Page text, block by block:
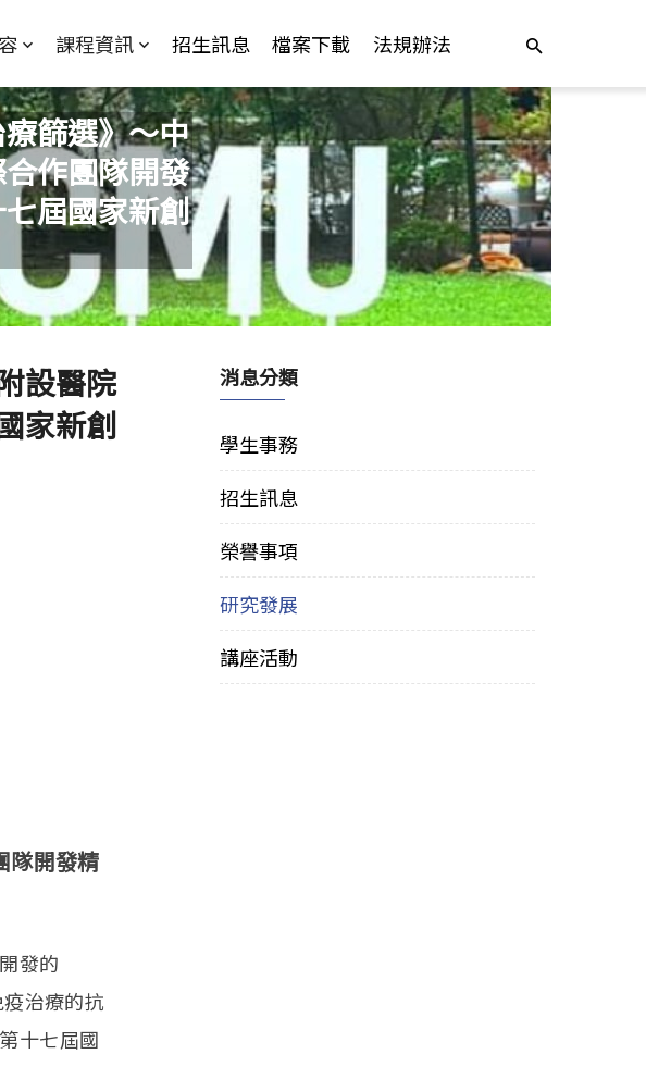
課程資訊 招生訊息 檔案下載 法規辦法
篩選》～中
作團隊開發
屆國家新創
設醫院
家新創
隊開發精
發的
治療的抗
十七屆國
消息分類
學生事務
招生訊息
榮譽事項
研究發展
講座活動